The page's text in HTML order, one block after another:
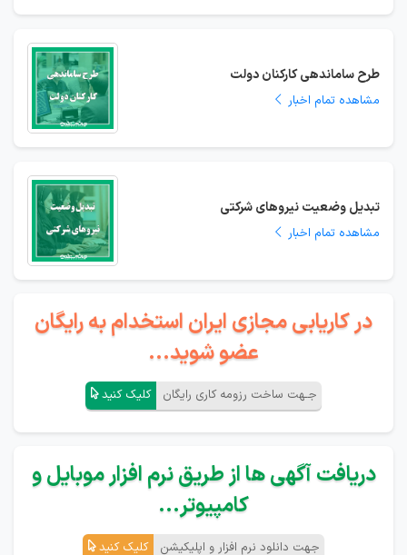
طرح ساماندهی کارکنان دولت
مشاهده تمام اخبار
تبدیل وضعیت نیروهای شرکتی
مشاهده تمام اخبار
در کاریابی مجازی ایران استخدام به رایگان
عضو شوید...
جـهت ساخت رزومه کاری رایگان کلیک کنید
دریافت آگهی ها از طریق نرم افزار موبایل و
کامپیوتر...
جهت دانلود نرم افزار و اپلیکیشن کلیک کنید